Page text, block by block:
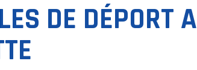
DE DÉPORT A